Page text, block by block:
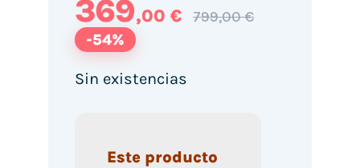
369,00 € 799,00 €
-54%
Sin existencias
Este producto